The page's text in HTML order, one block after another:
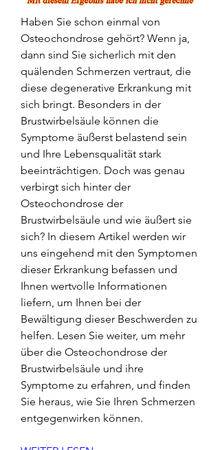
Haben Sie schon einmal von
Osteochondrose gehört? Wenn ja,
dann sind Sie sicherlich mit den
quälenden Schmerzen vertraut, die
diese degenerative Erkrankung mit
sich bringt. Besonders in der
Brustwirbelsäule können die
Symptome äußerst belastend sein
und Ihre Lebensqualität stark
beeinträchtigen. Doch was genau
verbirgt sich hinter der
Osteochondrose der
Brustwirbelsäule und wie äußert sie
sich? In diesem Artikel werden wir
uns eingehend mit den Symptomen
dieser Erkrankung befassen und
Ihnen wertvolle Informationen
liefern, um Ihnen bei der
Bewältigung dieser Beschwerden zu
helfen. Lesen Sie weiter, um mehr
über die Osteochondrose der
Brustwirbelsäule und ihre
Symptome zu erfahren, und finden
Sie heraus, wie Sie Ihren Schmerzen
entgegenwirken können.